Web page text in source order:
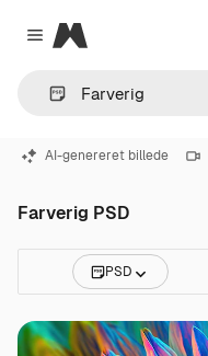
Close menu
Magnific
AI-genereret billede
Farverig PSD
PSD